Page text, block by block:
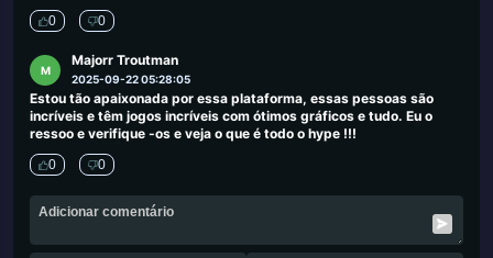
0 0
M
Majorr Troutman
2025-09-22 05:28:05
Estou tão apaixonada por essa plataforma, essas pessoas são
incríveis e têm jogos incríveis com ótimos gráficos e tudo. Eu o
ressoo e verifique -os e veja o que é todo o hype !!!
0 0